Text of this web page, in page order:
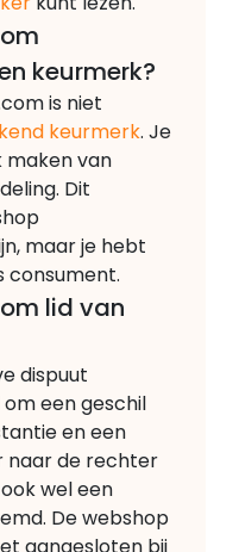
keurmerk?
is niet
keurmerk. Je
maken van
Dit
maar je hebt
consument.
lid van
dispuut
een geschil
en een
naar de rechter
wel een
De webshop
aangesloten bij